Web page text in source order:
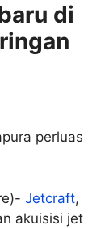
di
Jetcraft,
akuisisi jet